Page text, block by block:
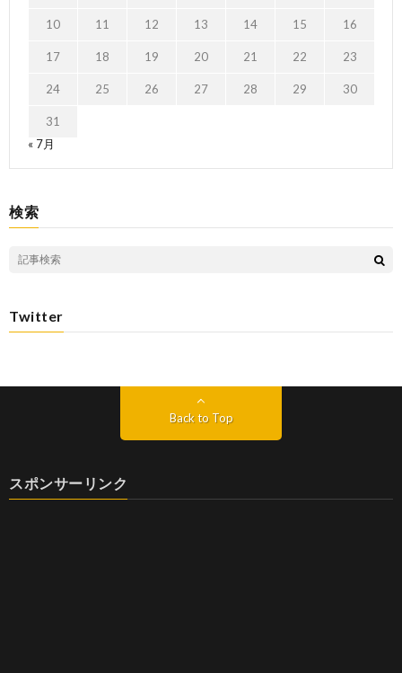
10 11 12 13 14 15 16
17 18 19 20 21 22 23
24 25 26 27 28 29 30
31
« 7月
検索
Twitter
Back to Top
スポンサーリンク